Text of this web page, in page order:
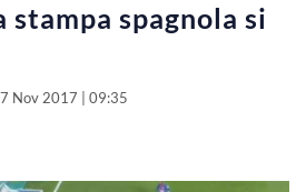
stampa spagnola si
Nov 2017 | 09:35